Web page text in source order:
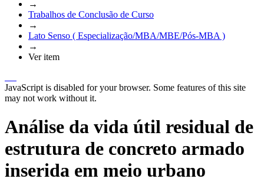
→
Trabalhos de Conclusão de Curso
→
Lato Senso ( Especialização/MBA/MBE/Pós-MBA )
→
Ver item
JavaScript is disabled for your browser. Some features of this site
may not work without it.
Análise da vida útil residual de
estrutura de concreto armado
inserida em meio urbano